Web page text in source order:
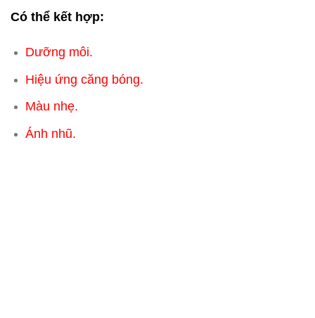
Có thể kết hợp:
Dưỡng môi.
Hiệu ứng căng bóng.
Màu nhẹ.
Ánh nhũ.